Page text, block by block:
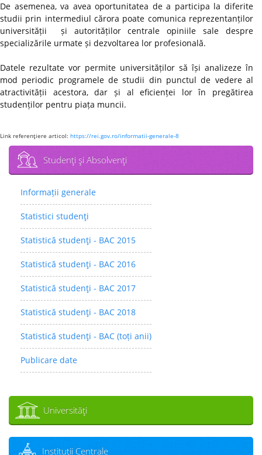
De asemenea, va avea oportunitatea de a participa la diferite
studii prin intermediul cărora poate comunica reprezentanților
universității și autorităților centrale opiniile sale despre
specializările urmate și dezvoltarea lor profesională.
Datele rezultate vor permite universităților să își analizeze în
mod periodic programele de studii din punctul de vedere al
atractivității acestora, dar și al eficienței lor în pregătirea
studenților pentru piața muncii.
Link referenţiere articol: https://rei.gov.ro/informatii-generale-8
Studenţi şi Absolvenţi
Informații generale
Statistici studenţi
Statistică studenţi - BAC 2015
Statistică studenţi - BAC 2016
Statistică studenţi - BAC 2017
Statistică studenţi - BAC 2018
Statistică studenţi - BAC (toți anii)
Publicare date
Universităţi
Instituţii Centrale